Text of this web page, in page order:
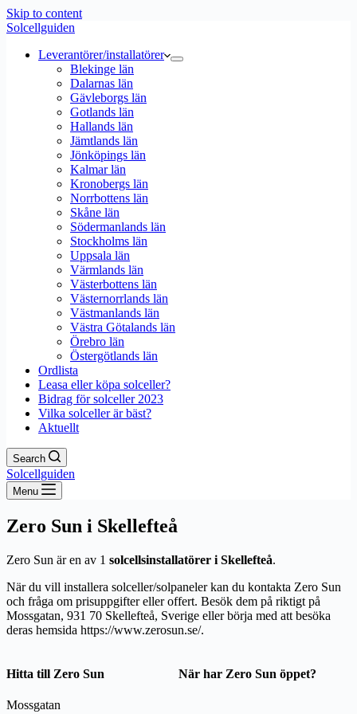
Skip to content
Solcellguiden
Leverantörer/installatörer
Blekinge län
Dalarnas län
Gävleborgs län
Gotlands län
Hallands län
Jämtlands län
Jönköpings län
Kalmar län
Kronobergs län
Norrbottens län
Skåne län
Södermanlands län
Stockholms län
Uppsala län
Värmlands län
Västerbottens län
Västernorrlands län
Västmanlands län
Västra Götalands län
Örebro län
Östergötlands län
Ordlista
Leasa eller köpa solceller?
Bidrag för solceller 2023
Vilka solceller är bäst?
Aktuellt
Search
Solcellguiden
Menu
Zero Sun i Skellefteå
Zero Sun är en av 1 solcellsinstallatörer i Skellefteå.
När du vill installera solceller/solpaneler kan du kontakta Zero Sun
och fråga om prisuppgifter eller offert. Besök dem på riktigt på
Mossgatan, 931 70 Skellefteå, Sverige eller börja med att besöka
deras hemsida https://www.zerosun.se/.
Hitta till Zero Sun
Mossgatan
När har Zero Sun öppet?